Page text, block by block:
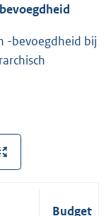
-bevoegdheid bij